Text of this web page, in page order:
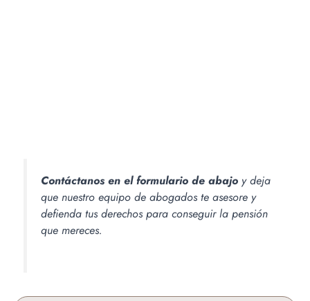
Contáctanos en el formulario de abajo y deja
que nuestro equipo de abogados te asesore y
defienda tus derechos para conseguir la pensión
que mereces.